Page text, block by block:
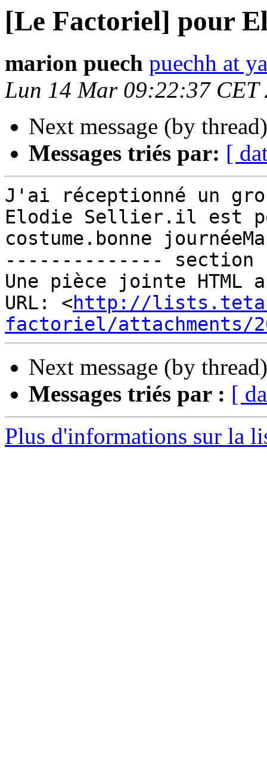
[Le Factoriel] pour
marion puech puechh at
Lun 14 Mar 09:22:37 CET
Next message (by
Messages triés par: [
J'ai réceptionné un
Elodie Sellier.il est
costume.bonne
-------------- section
Une pièce jointe
URL: <http://
factoriel/attachments/
Next message (by
Messages triés par : [
Plus d'informations sur la